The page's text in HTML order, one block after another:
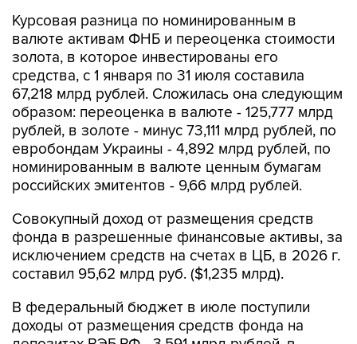
Курсовая разница по номинированным в
валюте активам ФНБ и переоценка стоимости
золота, в которое инвестированы его
средства, с 1 января по 31 июля составила
67,218 млрд рублей. Сложилась она следующим
образом: переоценка в валюте - 125,777 млрд
рублей, в золоте - минус 73,111 млрд рублей, по
евробондам Украины - 4,892 млрд рублей, по
номинированным в валюте ценным бумагам
российских эмитентов - 9,66 млрд рублей.
Совокупный доход от размещения средств
фонда в разрешенные финансовые активы, за
исключением средств на счетах в ЦБ, в 2026 г.
составил 95,62 млрд руб. ($1,235 млрд).
В федеральный бюджет в июле поступили
доходы от размещения средств фонда на